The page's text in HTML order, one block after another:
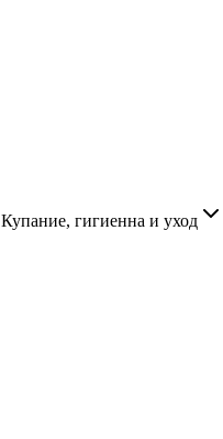
Купание, гигиенна и уход